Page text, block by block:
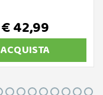
€ 42,99
ACQUISTA